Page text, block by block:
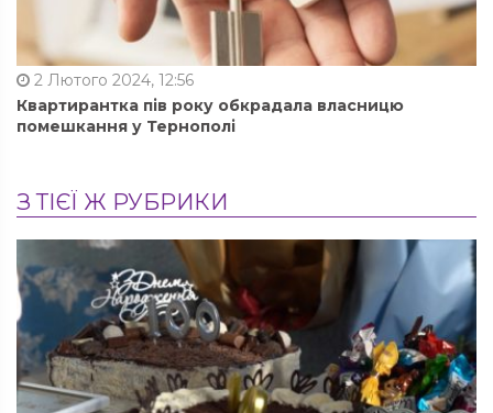
2 Лютого 2024, 12:56
Квартирантка пів року обкрадала власницю
помешкання у Тернополі
З ТІЄЇ Ж РУБРИКИ